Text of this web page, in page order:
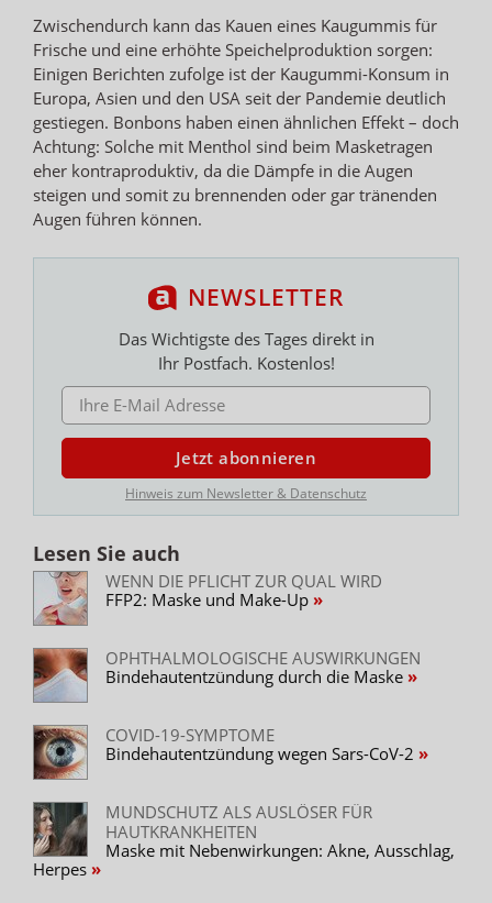
Zwischendurch kann das Kauen eines Kaugummis für
Frische und eine erhöhte Speichelproduktion sorgen:
Einigen Berichten zufolge ist der Kaugummi-Konsum in
Europa, Asien und den USA seit der Pandemie deutlich
gestiegen. Bonbons haben einen ähnlichen Effekt – doch
Achtung: Solche mit Menthol sind beim Masketragen
eher kontraproduktiv, da die Dämpfe in die Augen
steigen und somit zu brennenden oder gar tränenden
Augen führen können.
NEWSLETTER
Das Wichtigste des Tages direkt in
Ihr Postfach. Kostenlos!
E-MAIL ADRESSE
Jetzt abonnieren
Hinweis zum Newsletter & Datenschutz
Lesen Sie auch
WENN DIE PFLICHT ZUR QUAL WIRD
FFP2: Maske und Make-Up
OPHTHALMOLOGISCHE AUSWIRKUNGEN
Bindehautentzündung durch die Maske
COVID-19-SYMPTOME
Bindehautentzündung wegen Sars-CoV-2
MUNDSCHUTZ ALS AUSLÖSER FÜR
HAUTKRANKHEITEN
Maske mit Nebenwirkungen: Akne, Ausschlag,
Herpes